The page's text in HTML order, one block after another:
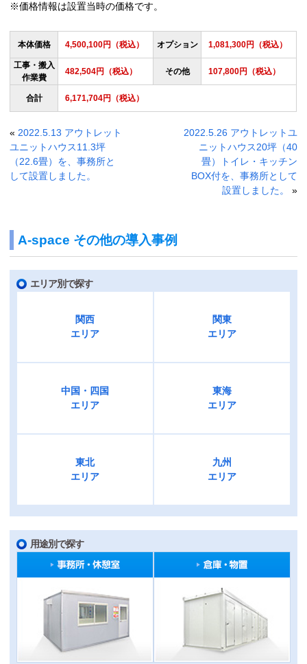
※価格情報は設置当時の価格です。
本体価格 4,500,100円（税込） オプション 1,081,300円（税込）
工事・搬入
作業費
482,504円（税込） その他 107,800円（税込）
合計 6,171,704円（税込）
« 2022.5.13 アウトレット
ユニットハウス11.3坪
（22.6畳）を、事務所と
して設置しました。
2022.5.26 アウトレットユ
ニットハウス20坪（40
畳）トイレ・キッチン
BOX付を、事務所として
設置しました。
»
A-space その他の導入事例
エリア別で探す
関西
エリア
関東
エリア
中国・四国
エリア
東海
エリア
東北
エリア
九州
エリア
用途別で探す